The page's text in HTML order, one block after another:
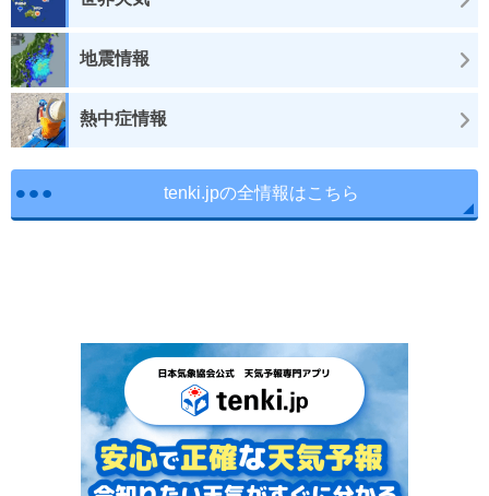
地震情報
熱中症情報
tenki.jpの全情報はこちら